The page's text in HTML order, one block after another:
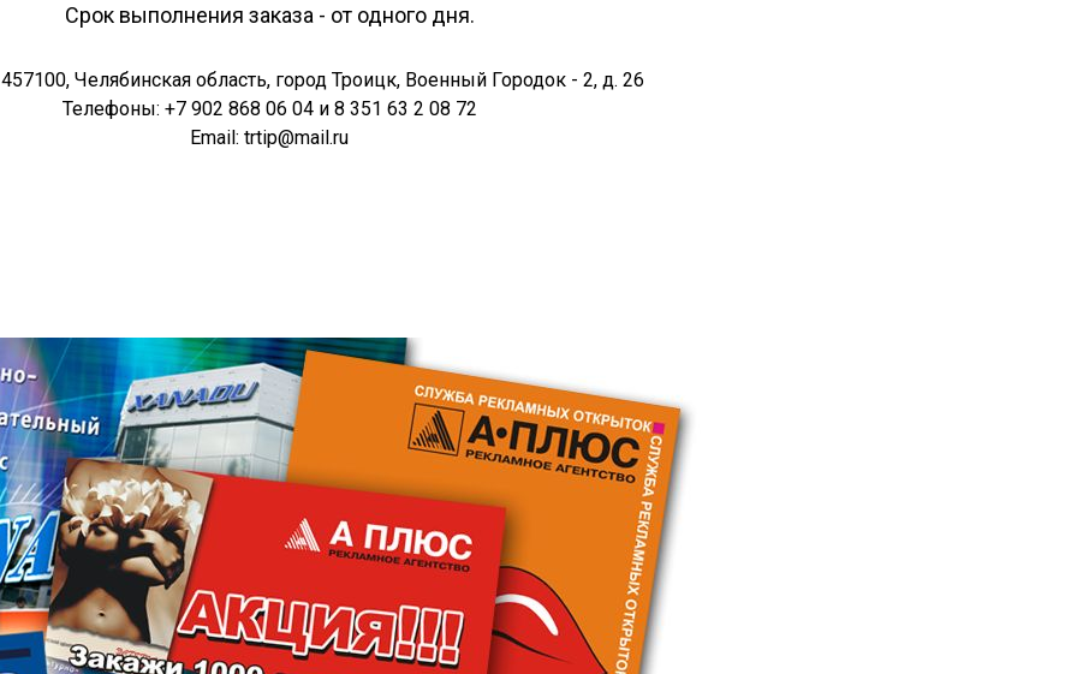
Срок выполнения заказа - от одного дня.
Челябинская область, город Троицк, Военный Городок - 2, д. 26
Телефоны: +7 902 868 06 04 и 8 351 63 2 08 72
Email: trtip@mail.ru